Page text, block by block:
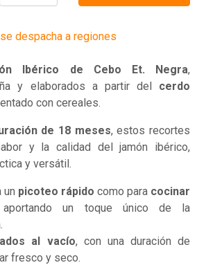
despacha a regiones
Ibérico de Cebo Et. Negra,
y elaborados a partir del cerdo
con cereales.
de 18 meses, estos recortes
y la calidad del jamón ibérico,
y versátil.
un picoteo rápido como para cocinar
un toque único de la
al vacío, con una duración de
fresco y seco.